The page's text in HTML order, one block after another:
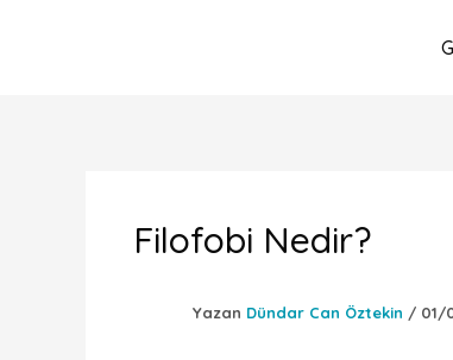
Filofobi Nedir?
Yazan Dündar Can Öztekin / 01/